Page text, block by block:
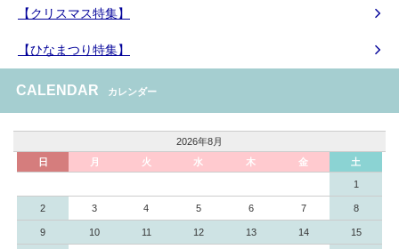
【クリスマス特集】
【ひなまつり特集】
CALENDAR カレンダー
2026年8月
日
月 火 水 木 金 土
1
2 3 4 5 6 7 8
9 10 11 12 13 14 15